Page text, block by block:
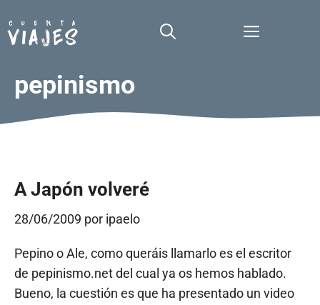
al
contenido
Menú
pepinismo
A Japón volveré
28/06/2009 por ipaelo
Pepino o Ale, como queráis llamarlo es el escritor
de pepinismo.net del cual ya os hemos hablado.
Bueno, la cuestión es que ha presentado un video